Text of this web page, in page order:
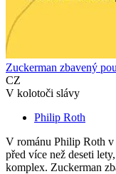
Zuckerman zbavený
CZ
V kolotoči slávy
Philip Roth
V románu Philip Roth
před více než deseti
komplex. Zuckerman